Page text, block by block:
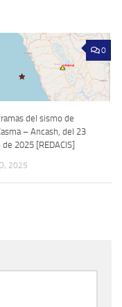
0
del sismo de
– Ancash, del 23
2025 [REDACIS]
2025